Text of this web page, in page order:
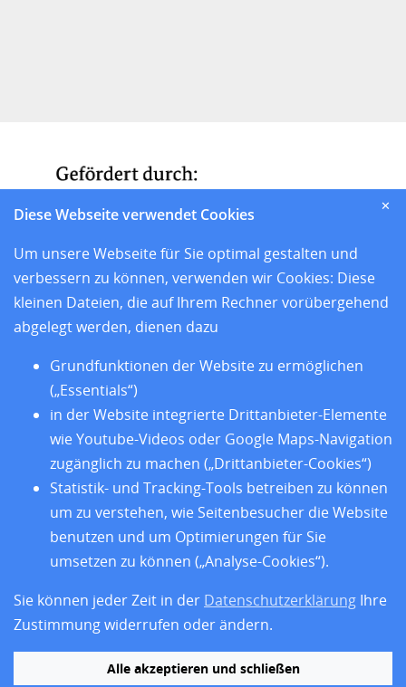
und den sieben Sitzländern
Aktuelles
Standorte
Forschung
Training
Über uns
Impressum
Barrierefreiheit
✕
Diese Webseite verwendet Cookies
Um unsere Webseite für Sie optimal gestalten und
verbessern zu können, verwenden wir Cookies: Diese
kleinen Dateien, die auf Ihrem Rechner vorübergehend
abgelegt werden, dienen dazu
Grundfunktionen der Website zu ermöglichen
(„Essentials“)
in der Website integrierte Drittanbieter-Elemente
wie Youtube-Videos oder Google Maps-Navigation
zugänglich zu machen („Drittanbieter-Cookies“)
Statistik- und Tracking-Tools betreiben zu können
um zu verstehen, wie Seitenbesucher die Website
benutzen und um Optimierungen für Sie
umsetzen zu können („Analyse-Cookies“).
Sie können jeder Zeit in der Datenschutzerklärung Ihre
Zustimmung widerrufen oder ändern.
Alle akzeptieren und schließen